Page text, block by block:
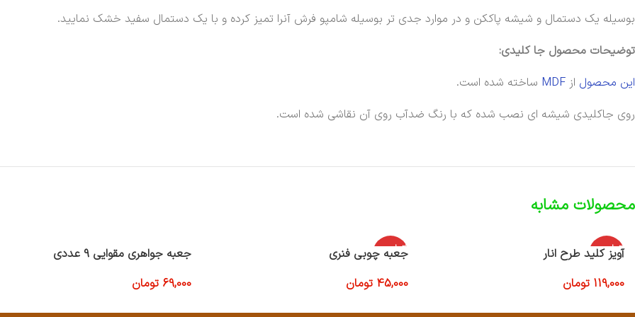
بوسیله یک دستمال و شیشه پاککن و در موارد جدی تر بوسیله شامپو فرش آنرا تمیز کرده و با یک دستمال سفید خشک نمایید.
توضیحات محصول جا کلیدی:
این محصول از MDF ساخته شده است.
روی جاکلیدی شیشه ای نصب شده که با رنگ ضدآب روی آن نقاشی شده است.
محصولات مشابه
اتمام موج
ودی
آویز کلید طرح انار
119,000 تومان
اتمام موج
ودی
جعبه چوبی فنری
45,000 تومان
جعبه جواهری مقوایی 9 عددی
69,000 تومان